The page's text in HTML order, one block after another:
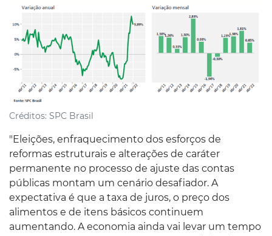
Créditos: SPC Brasil
"Eleições, enfraquecimento dos esforços de
reformas estruturais e alterações de caráter
permanente no processo de ajuste das contas
públicas montam um cenário desafiador. A
expectativa é que a taxa de juros, o preço dos
alimentos e de itens básicos continuem
aumentando. A economia ainda vai levar um tempo